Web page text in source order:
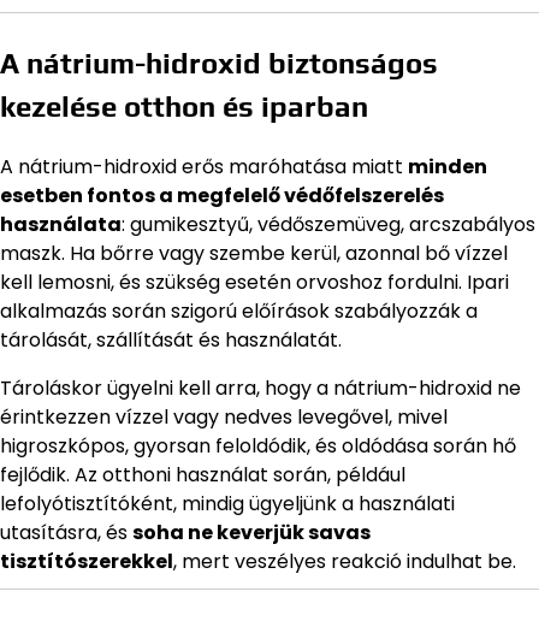
A nátrium-hidroxid biztonságos
kezelése otthon és iparban
A nátrium-hidroxid erős maróhatása miatt minden
esetben fontos a megfelelő védőfelszerelés
használata: gumikesztyű, védőszemüveg, arcszabályos
maszk. Ha bőrre vagy szembe kerül, azonnal bő vízzel
kell lemosni, és szükség esetén orvoshoz fordulni. Ipari
alkalmazás során szigorú előírások szabályozzák a
tárolását, szállítását és használatát.
Tároláskor ügyelni kell arra, hogy a nátrium-hidroxid ne
érintkezzen vízzel vagy nedves levegővel, mivel
higroszkópos, gyorsan feloldódik, és oldódása során hő
fejlődik. Az otthoni használat során, például
lefolyótisztítóként, mindig ügyeljünk a használati
utasításra, éssoha ne keverjük savas
tisztítószerekkel, mert veszélyes reakció indulhat be.